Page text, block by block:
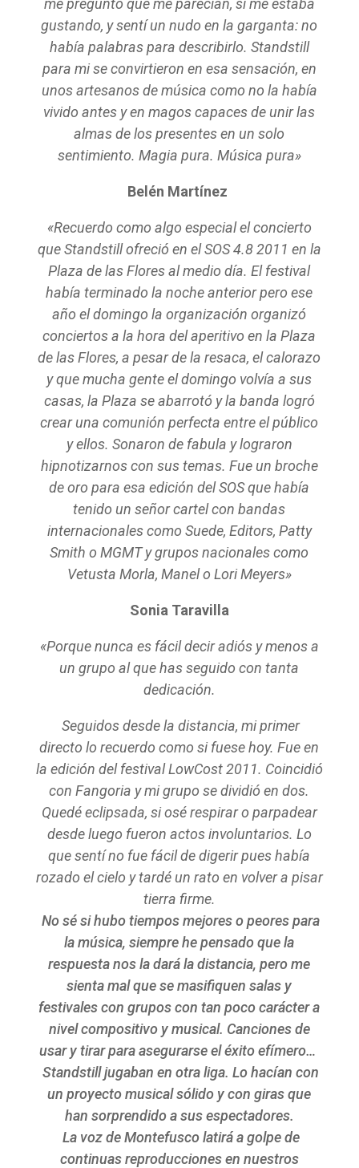
me preguntó qué me parecían, si me estaba
gustando, y sentí un nudo en la garganta: no
había palabras para describirlo. Standstill
para mi se convirtieron en esa sensación, en
unos artesanos de música como no la había
vivido antes y en magos capaces de unir las
almas de los presentes en un solo
sentimiento. Magia pura. Música pura»
Belén Martínez
«Recuerdo como algo especial el concierto
que Standstill ofreció en el SOS 4.8 2011 en la
Plaza de las Flores al medio día. El festival
había terminado la noche anterior pero ese
año el domingo la organización organizó
conciertos a la hora del aperitivo en la Plaza
de las Flores, a pesar de la resaca, el calorazo
y que mucha gente el domingo volvía a sus
casas, la Plaza se abarrotó y la banda logró
crear una comunión perfecta entre el público
y ellos. Sonaron de fabula y lograron
hipnotizarnos con sus temas. Fue un broche
de oro para esa edición del SOS que había
tenido un señor cartel con bandas
internacionales como Suede, Editors, Patty
Smith o MGMT y grupos nacionales como
Vetusta Morla, Manel o Lori Meyers»
Sonia Taravilla
«Porque nunca es fácil decir adiós y menos a
un grupo al que has seguido con tanta
dedicación.
Seguidos desde la distancia, mi primer
directo lo recuerdo como si fuese hoy. Fue en
la edición del festival LowCost 2011. Coincidió
con Fangoria y mi grupo se dividió en dos.
Quedé eclipsada, si osé respirar o parpadear
desde luego fueron actos involuntarios. Lo
que sentí no fue fácil de digerir pues había
rozado el cielo y tardé un rato en volver a pisar
tierra firme.
No sé si hubo tiempos mejores o peores para
la música, siempre he pensado que la
respuesta nos la dará la distancia, pero me
sienta mal que se masifiquen salas y
festivales con grupos con tan poco carácter a
nivel compositivo y musical. Canciones de
usar y tirar para asegurarse el éxito efímero…
Standstill jugaban en otra liga. Lo hacían con
un proyecto musical sólido y con giras que
han sorprendido a sus espectadores.
La voz de Montefusco latirá a golpe de
continuas reproducciones en nuestros